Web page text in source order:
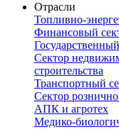
Отрасли
Топливно-
Финансовый
Сектор
строительства
Транспортный
Сектор
АПК и агротех
Медико-